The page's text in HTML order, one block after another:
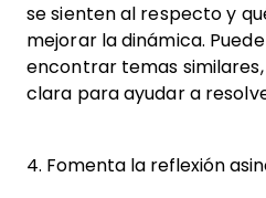
se sienten al respecto y
mejorar la dinámica.
encontrar temas
clara para ayudar a
4. Fomenta la reflexión